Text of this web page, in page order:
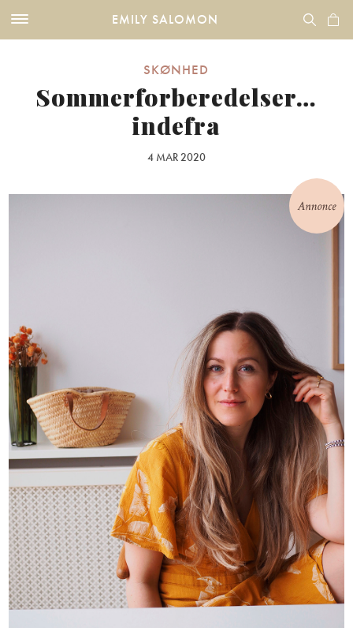
EMILY SALOMON
SKØNHED
Sommerforberedelser…
indefra
4 MAR 2020